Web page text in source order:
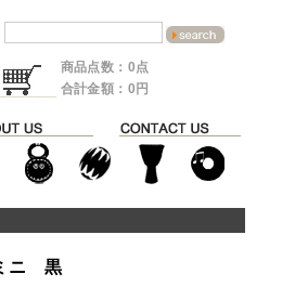
商品点数：0点
合計金額：0円
ニ 黒